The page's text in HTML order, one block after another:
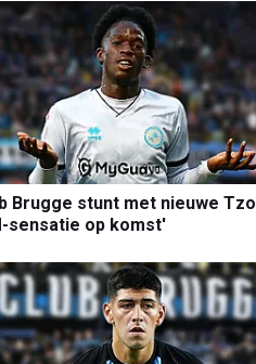
Brugge stunt met nieuwe
sensatie op komst'